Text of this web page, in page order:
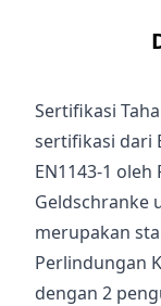
Sertifikasi
sertifikasi dari
EN1143-1
Geldschranke
merupakan
Perlindungan
dengan 2